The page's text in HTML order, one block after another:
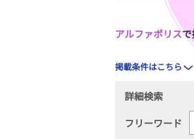
アルファポリスで
掲載条件はこちら
詳細検索
フリーワード